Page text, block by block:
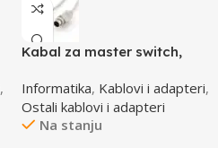
,
Kabal za master switch,
GEMBIRD
Informatika, Kablovi i adapteri,
Ostali kablovi i adapteri
Na stanju